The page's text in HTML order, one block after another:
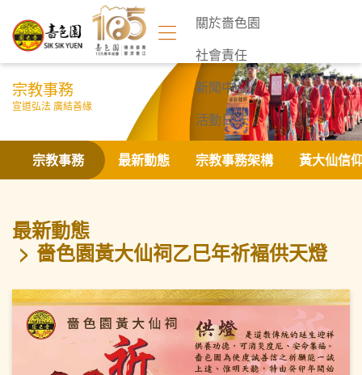
關於嗇色園
社會責任
新聞中心
活動日誌
聯絡我們
宗教事務
宣道弘法 廣結善緣
宗教事務 最新動態 宗教事務架構 黃大仙信
最新動態
嗇色園黃大仙祠乙巳年祈褔供天燈